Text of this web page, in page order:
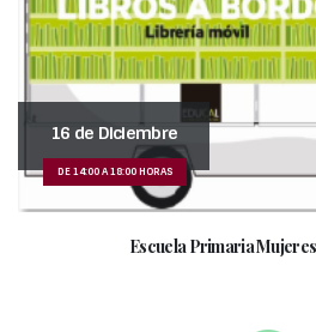
16 de Diciembre
DE 14:00 A 18:00 HORAS
Escuela Primaria